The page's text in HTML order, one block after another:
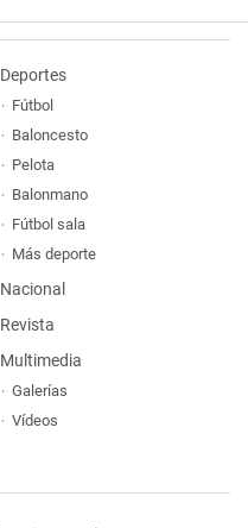
Deportes
Fútbol
Baloncesto
Pelota
Balonmano
Fútbol sala
Más deporte
Nacional
Revista
Multimedia
Galerías
Vídeos